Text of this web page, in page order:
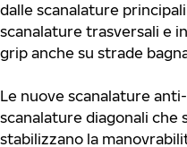
dalle scanalature
scanalature trasversali e
grip anche su strade
Le nuove scanalature
scanalature diagonali che
stabilizzano la